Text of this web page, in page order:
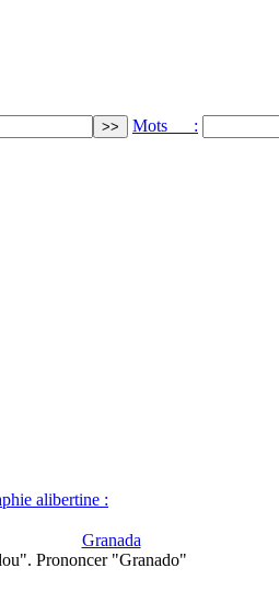
Mots :
alibertine :
Granada
Prononcer "Granado"